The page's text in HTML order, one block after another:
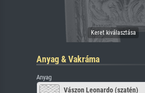
Anyag & Vakráma
Anyag
Vászon Leonardo (szatén)